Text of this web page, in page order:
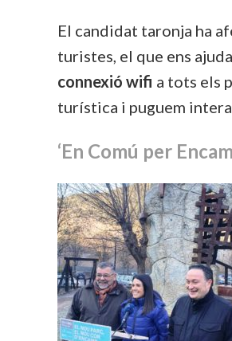
El candidat taronja ha
turistes, el que ens
connexió wifi a tots els
turística i puguem
‘En Comú per